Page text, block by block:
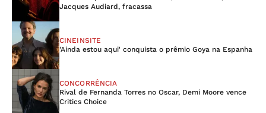
Jacques Audiard, fracassa
CINEINSITE
'Ainda estou aqui' conquista o prêmio Goya na Espanha
CONCORRÊNCIA
Rival de Fernanda Torres no Oscar, Demi Moore vence
Critics Choice